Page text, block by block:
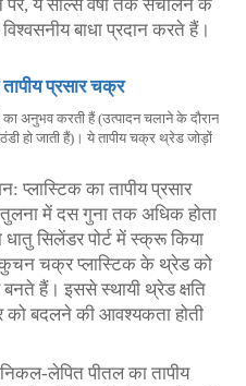
ये सील्स वर्षों तक संचालन के
बाधा प्रदान करते हैं।
प्रसार चक्र
का अनुभव करती हैं (उत्पादन चलाने के दौरान
ठंडी हो जाती हैं)। ये तापीय चक्र थ्रेड जोड़ों
का तापीय प्रसार
तुलना में दस गुना तक अधिक होता
सिलेंडर पोर्ट में स्क्रू किया
चक्र प्लास्टिक के थ्रेड को
हैं। इससे स्थायी थ्रेड क्षति
को बदलने की आवश्यकता होती
लेपित पीतल का तापीय